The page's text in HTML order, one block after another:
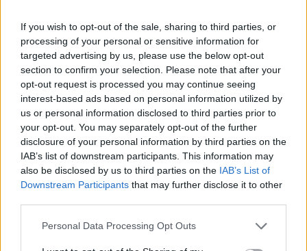
If you wish to opt-out of the sale, sharing to third parties, or
processing of your personal or sensitive information for
targeted advertising by us, please use the below opt-out
section to confirm your selection. Please note that after your
opt-out request is processed you may continue seeing
interest-based ads based on personal information utilized by
us or personal information disclosed to third parties prior to
your opt-out. You may separately opt-out of the further
disclosure of your personal information by third parties on the
IAB’s list of downstream participants. This information may
also be disclosed by us to third parties on the IAB’s List of
Downstream Participants that may further disclose it to other
Personal Data Processing Opt Outs
kutatás teljes értékláncát újra lehet gondolni. Ez
radikálisan új megközelítés, különösen azokon a
területeken, ahol hatalmas mennyiségű adat
keletkezik.
Az AI kutatási használatánál az egyik legnagyobb
kérdés a megbízhatóság és az ellenőrizhetőség.
Hogyan változik a kutató felelőssége, ha az AI
már nemcsak adatot elemez, hanem
következtetéseket is javasol?